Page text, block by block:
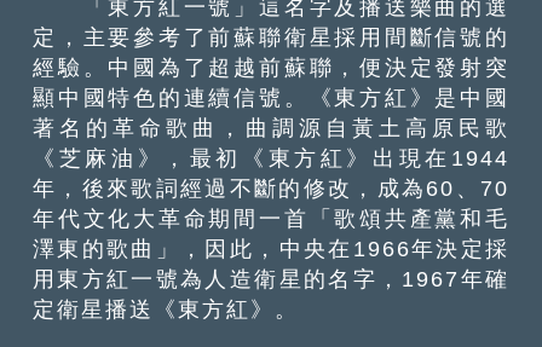
「東方紅一號」這名字及播送樂曲的選
定，主要參考了前蘇聯衛星採用間斷信號的
經驗。中國為了超越前蘇聯，便決定發射突
顯中國特色的連續信號。《東方紅》是中國
著名的革命歌曲，曲調源自黃土高原民歌
《芝麻油》，最初《東方紅》出現在1944
年，後來歌詞經過不斷的修改，成為60、70
年代文化大革命期間一首「歌頌共產黨和毛
澤東的歌曲」，因此，中央在1966年決定採
用東方紅一號為人造衛星的名字，1967年確
定衛星播送《東方紅》。